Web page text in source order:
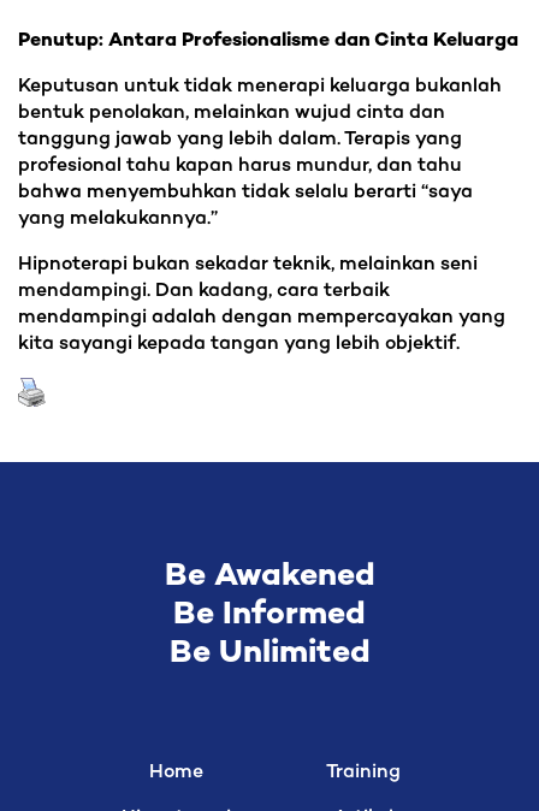
Penutup: Antara Profesionalisme dan Cinta Keluarga
Keputusan untuk tidak menerapi keluarga bukanlah
bentuk penolakan, melainkan wujud cinta dan
tanggung jawab yang lebih dalam. Terapis yang
profesional tahu kapan harus mundur, dan tahu
bahwa menyembuhkan tidak selalu berarti “saya
yang melakukannya.”
Hipnoterapi bukan sekadar teknik, melainkan seni
mendampingi. Dan kadang, cara terbaik
mendampingi adalah dengan mempercayakan yang
kita sayangi kepada tangan yang lebih objektif.
Be Awakened
Be Informed
Be Unlimited
Home
Training